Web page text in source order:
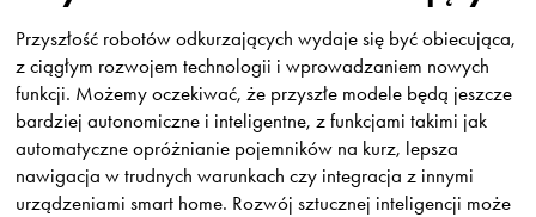
Przyszłość robotów odkurzających wydaje się być obiecująca,
z ciągłym rozwojem technologii i wprowadzaniem nowych
funkcji. Możemy oczekiwać, że przyszłe modele będą jeszcze
bardziej autonomiczne i inteligentne, z funkcjami takimi jak
automatyczne opróżnianie pojemników na kurz, lepsza
nawigacja w trudnych warunkach czy integracja z innymi
urządzeniami smart home. Rozwój sztucznej inteligencji może